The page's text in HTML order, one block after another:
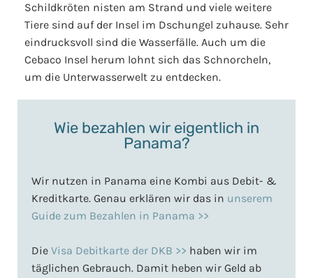
Schildkröten nisten am Strand und viele weitere
Tiere sind auf der Insel im Dschungel zuhause. Sehr
eindrucksvoll sind die Wasserfälle. Auch um die
Cebaco Insel herum lohnt sich das Schnorcheln,
um die Unterwasserwelt zu entdecken.
Wie bezahlen wir eigentlich in
Panama?
Wir nutzen in Panama eine Kombi aus Debit- &
Kreditkarte. Genau erklären wir das in unserem
Guide zum Bezahlen in Panama >>
Die Visa Debitkarte der DKB >> haben wir im
täglichen Gebrauch. Damit heben wir Geld ab